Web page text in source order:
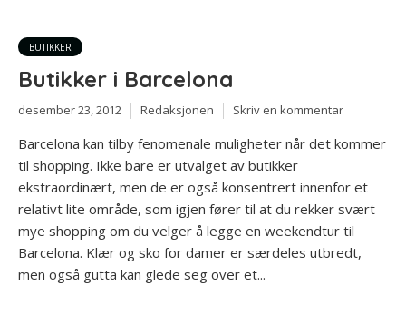
BUTIKKER
Butikker i Barcelona
desember 23, 2012 Redaksjonen Skriv en kommentar
Barcelona kan tilby fenomenale muligheter når det kommer
til shopping. Ikke bare er utvalget av butikker
ekstraordinært, men de er også konsentrert innenfor et
relativt lite område, som igjen fører til at du rekker svært
mye shopping om du velger å legge en weekendtur til
Barcelona. Klær og sko for damer er særdeles utbredt,
men også gutta kan glede seg over et...